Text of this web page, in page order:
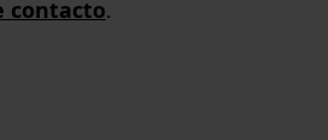
contacto.